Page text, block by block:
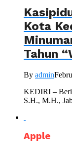
Kota
Tahun
By admin
KEDIRI –
S.H., M.H.,
Apple